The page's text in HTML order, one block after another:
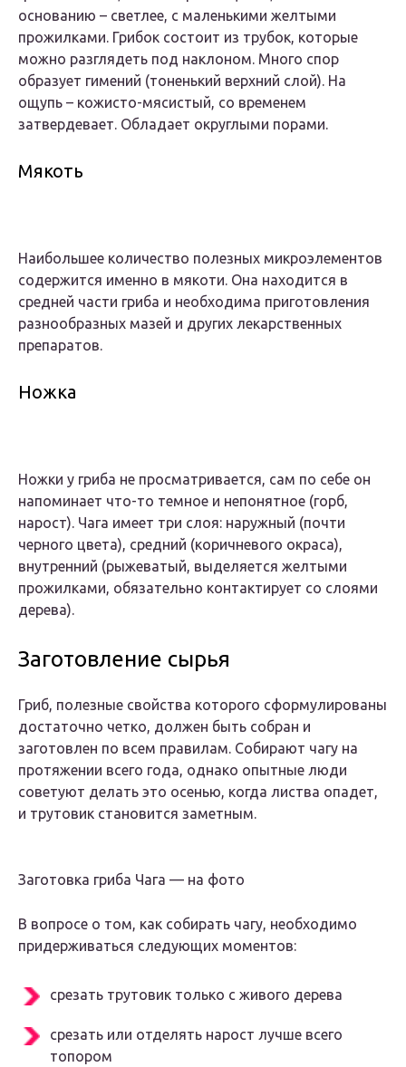
основанию – светлее, с маленькими желтыми
прожилками. Грибок состоит из трубок, которые
можно разглядеть под наклоном. Много спор
образует гимений (тоненький верхний слой). На
ощупь – кожисто-мясистый, со временем
затвердевает. Обладает округлыми порами.
Мякоть
Наибольшее количество полезных микроэлементов
содержится именно в мякоти. Она находится в
средней части гриба и необходима приготовления
разнообразных мазей и других лекарственных
препаратов.
Ножка
Ножки у гриба не просматривается, сам по себе он
напоминает что-то темное и непонятное (горб,
нарост). Чага имеет три слоя: наружный (почти
черного цвета), средний (коричневого окраса),
внутренний (рыжеватый, выделяется желтыми
прожилками, обязательно контактирует со слоями
дерева).
Заготовление сырья
Гриб, полезные свойства которого сформулированы
достаточно четко, должен быть собран и
заготовлен по всем правилам. Собирают чагу на
протяжении всего года, однако опытные люди
советуют делать это осенью, когда листва опадет,
и трутовик становится заметным.
Заготовка гриба Чага — на фото
В вопросе о том, как собирать чагу, необходимо
придерживаться следующих моментов:
срезать трутовик только с живого дерева
срезать или отделять нарост лучше всего
топором